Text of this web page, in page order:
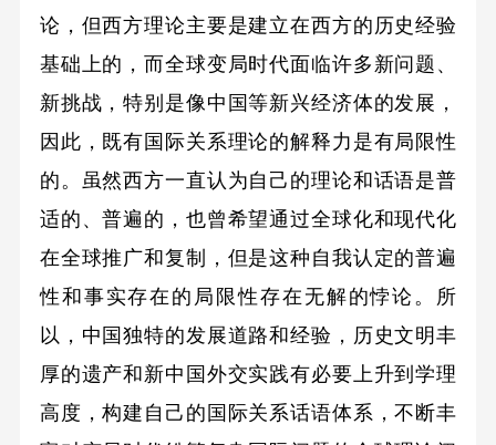
论，但西方理论主要是建立在西方的历史经验
基础上的，而全球变局时代面临许多新问题、
新挑战，特别是像中国等新兴经济体的发展，
因此，既有国际关系理论的解释力是有局限性
的。虽然西方一直认为自己的理论和话语是普
适的、普遍的，也曾希望通过全球化和现代化
在全球推广和复制，但是这种自我认定的普遍
性和事实存在的局限性存在无解的悖论。所
以，中国独特的发展道路和经验，历史文明丰
厚的遗产和新中国外交实践有必要上升到学理
高度，构建自己的国际关系话语体系，不断丰